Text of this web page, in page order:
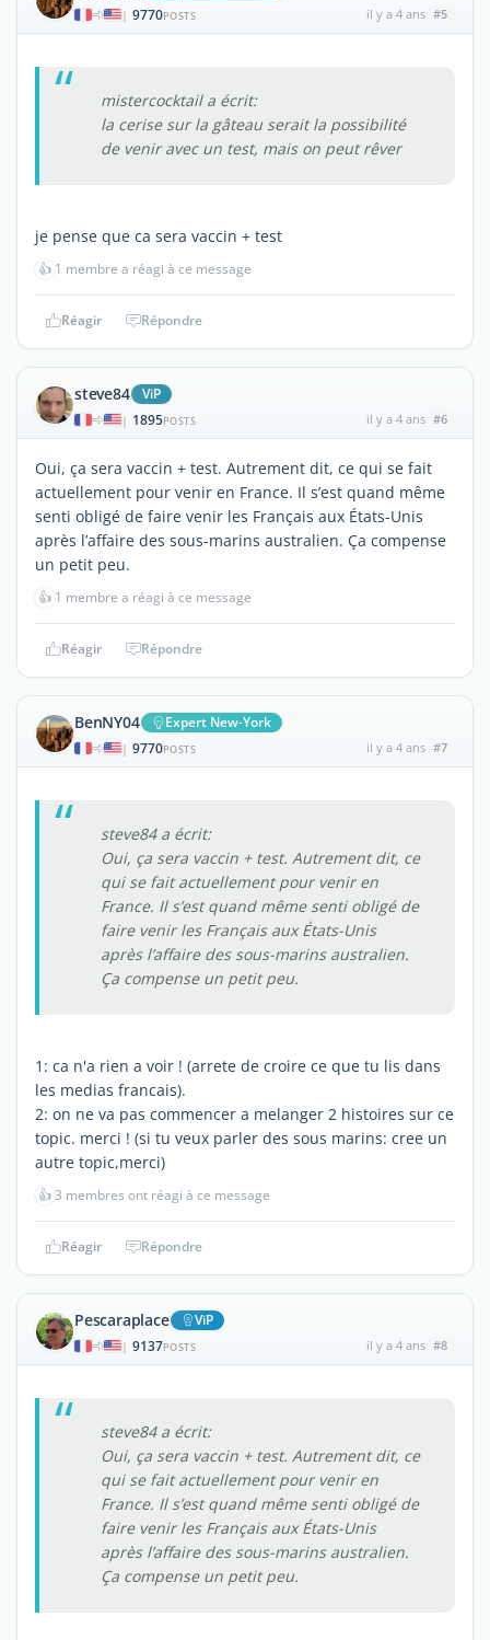
| 9770POSTS il y a 4 ans #5
mistercocktail a écrit:
la cerise sur la gâteau serait la possibilité
de venir avec un test, mais on peut rêver
je pense que ca sera vaccin + test
👍 1 membre a réagi à ce message
Réagir Répondre
steve84 ViP
| 1895POSTS il y a 4 ans #6
Oui, ça sera vaccin + test. Autrement dit, ce qui se fait
actuellement pour venir en France. Il s’est quand même
senti obligé de faire venir les Français aux États-Unis
après l’affaire des sous-marins australien. Ça compense
un petit peu.
👍 1 membre a réagi à ce message
Réagir Répondre
BenNY04 Expert New-York
| 9770POSTS il y a 4 ans #7
steve84 a écrit:
Oui, ça sera vaccin + test. Autrement dit, ce
qui se fait actuellement pour venir en
France. Il s’est quand même senti obligé de
faire venir les Français aux États-Unis
après l’affaire des sous-marins australien.
Ça compense un petit peu.
1: ca n'a rien a voir ! (arrete de croire ce que tu lis dans
les medias francais).
2: on ne va pas commencer a melanger 2 histoires sur ce
topic. merci ! (si tu veux parler des sous marins: cree un
autre topic,merci)
👍3 membres ont réagi à ce message
Réagir Répondre
Pescaraplace ViP
| 9137POSTS il y a 4 ans #8
steve84 a écrit:
Oui, ça sera vaccin + test. Autrement dit, ce
qui se fait actuellement pour venir en
France. Il s’est quand même senti obligé de
faire venir les Français aux États-Unis
après l’affaire des sous-marins australien.
Ça compense un petit peu.